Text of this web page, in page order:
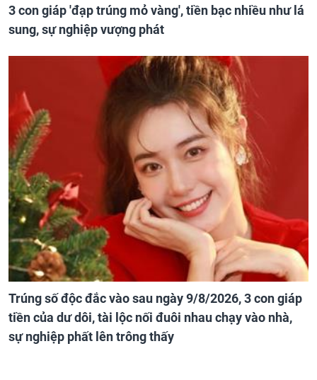
3 con giáp 'đạp trúng mỏ vàng', tiền bạc nhiều như lá
sung, sự nghiệp vượng phát
Trúng số độc đắc vào sau ngày 9/8/2026, 3 con giáp
tiền của dư dôi, tài lộc nối đuôi nhau chạy vào nhà,
sự nghiệp phất lên trông thấy